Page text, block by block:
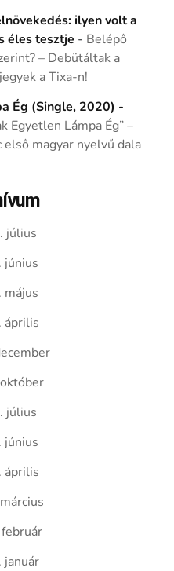
ilyen volt a
éles tesztje - Belépő
– Debütáltak a
a Tixa-n!
Ég (Single, 2020) -
Egyetlen Lámpa Ég” –
magyar nyelvű dala
július
június
április
július
június
április